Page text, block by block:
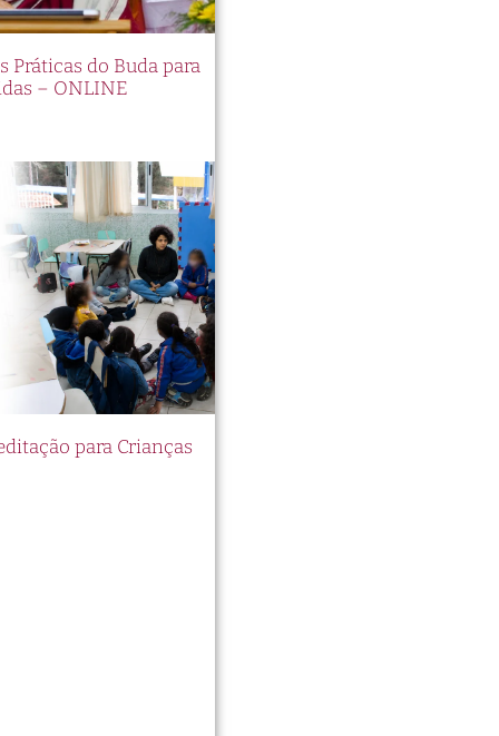
Práticas do Buda para
– ONLINE
para Crianças